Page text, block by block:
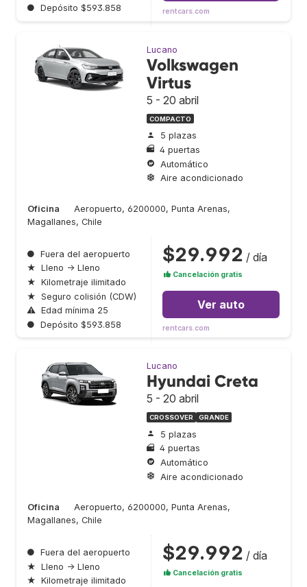
● Depósito $593.858 rentcars.com
Lucano
Volkswagen
Virtus
5 - 20 abril
COMPACTO
5 plazas
4 puertas
Automático
Aire acondicionado
Oficina
Aeropuerto, 6200000, Punta Arenas,
Magallanes, Chile
● Fuera del aeropuerto
★ Lleno → Lleno
★ Kilometraje ilimitado
★ Seguro colisión (CDW)
⚠ Edad mínima 25
● Depósito $593.858
$29.992 / día
Cancelación gratis
Ver auto
rentcars.com
Lucano
Hyundai Creta
5 - 20 abril
CROSSOVER GRANDE
5 plazas
4 puertas
Automático
Aire acondicionado
Oficina
Aeropuerto, 6200000, Punta Arenas,
Magallanes, Chile
● Fuera del aeropuerto
★ Lleno → Lleno
★ Kilometraje ilimitado
$29.992 / día
Cancelación gratis